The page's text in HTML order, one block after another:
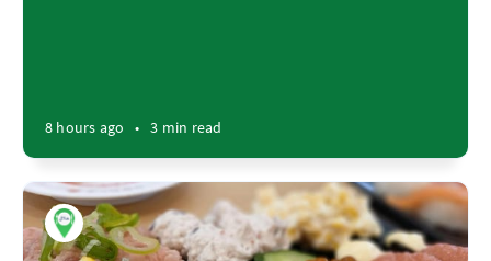
8 hours ago • 3 min read